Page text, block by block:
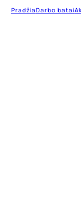
PradžiaDarbo batai